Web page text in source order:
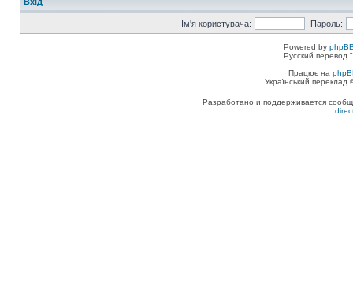
Ім'я користувача: Пароль:
Powered by
Русский перевод
Працює на
Український
Разработано и поддерживается